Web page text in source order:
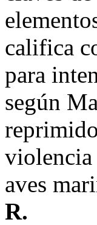
califica
para
según
violencia
aves
R.